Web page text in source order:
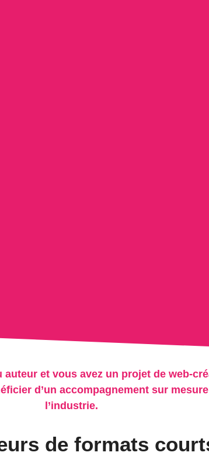
auteur et vous avez un projet de web-
d’un accompagnement sur
l’industrie.
de formats